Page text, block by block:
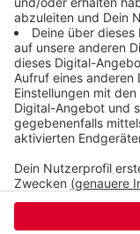
Anzeige